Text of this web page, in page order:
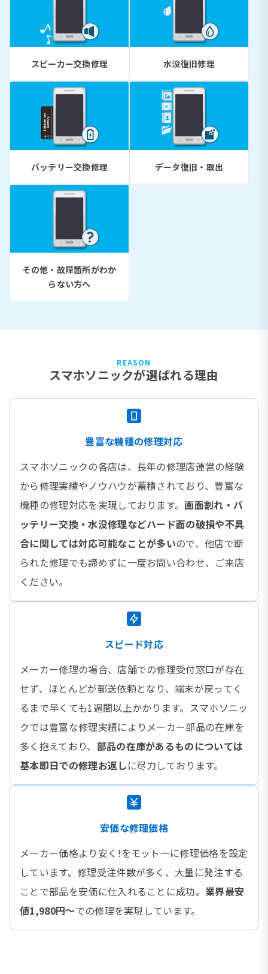
スピーカー交換修理 水没復旧修理
バッテリー交換修理 データ復旧・取出
その他・故障箇所がわか
らない方へ
REASON
スマホソニックが選ばれる理由
豊富な機種の修理対応
スマホソニックの各店は、長年の修理店運営の経験
から修理実績やノウハウが蓄積されており、豊富な
機種の修理対応を実現しております。画面割れ・バ
ッテリー交換・水没修理などハード面の破損や不具
合に関しては対応可能なことが多いので、他店で断
られた修理でも諦めずに一度お問い合わせ、ご来店
ください。
スピード対応
メーカー修理の場合、店舗での修理受付窓口が存在
せず、ほとんどが郵送依頼となり、端末が戻ってく
るまで早くても1週間以上かかります。スマホソニッ
クでは豊富な修理実績によりメーカー部品の在庫を
多く抱えており、 部品の在庫があるものについては
基本即日での修理お返しに尽力しております。
安価な修理価格
メーカー価格より安く!をモットーに修理価格を設定
しています。修理受注件数が多く、大量に発注する
ことで部品を安価に仕入れることに成功。 業界最安
値1,980円〜での修理を実現しています。